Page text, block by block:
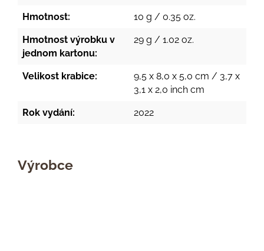
Hmotnost: 10 g / 0.35 oz.
Hmotnost výrobku v
jednom kartonu:
29 g / 1.02 oz.
Velikost krabice:
9,5 x 8,0 x 5,0 cm / 3,7 x
3,1 x 2,0 inch cm
Rok vydání: 2022
Výrobce